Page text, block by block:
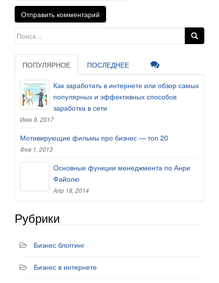
Search for:
ПОПУЛЯРНОЕ ПОСЛЕДНЕЕ
Как заработать в интернете или обзор самых
популярных и эффективных способов
заработка в сети
Июн 9, 2017
Мотивирующие фильмы про бизнес — топ 20
Фев 1, 2013
Основные функции менеджмента по Анри
Файолю
Апр 18, 2014
Рубрики
Бизнес блоггинг
Бизнес в интернете